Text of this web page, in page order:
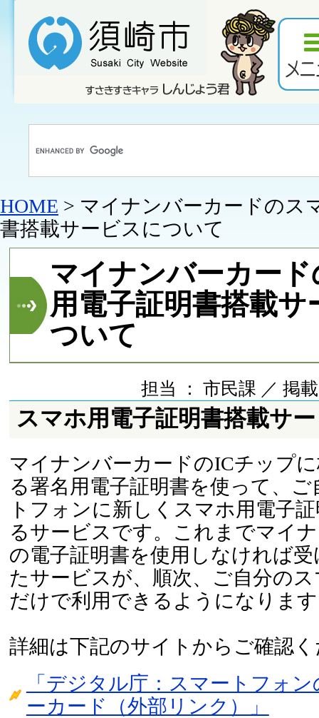
HOME > マイナンバーカードのス
書搭載サービスについて
マイナンバーカー
用電子証明書搭載サ
ついて
担当 ： 市民課 ／ 掲
スマホ用電子証明書搭載サ
マイナンバーカードのICチップ
る署名用電子証明書を使って、
トフォンに新しくスマホ用電子
るサービスです。これまでマイ
の電子証明書を使用しなければ
たサービスが、順次、ご自分の
だけで利用できるようになりま
詳細は下記のサイトからご確認
「デジタル庁：スマートフォ
ーカード（外部リンク）」